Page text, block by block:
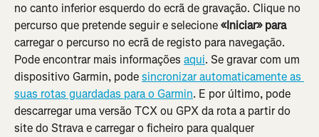
no canto inferior esquerdo do ecrã de gravação. Clique no
percurso que pretende seguir e selecione «Iniciar» para
carregar o percurso no ecrã de registo para navegação.
Pode encontrar mais informações aqui. Se gravar com um
dispositivo Garmin, pode sincronizar automaticamente as
suas rotas guardadas para o Garmin. E por último, pode
descarregar uma versão TCX ou GPX da rota a partir do
site do Strava e carregar o ficheiro para qualquer